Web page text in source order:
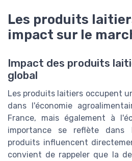
Les produits
impact sur le
Impact des produits
global
Les produits laitiers occupent
dans l'économie
France, mais également à
importance se reflète
produits influencent
convient de rappeler que la